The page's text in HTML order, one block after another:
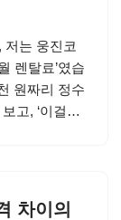
저는 웅진코
렌탈료’였습
원짜리 정수
고, ‘이걸…
차이의